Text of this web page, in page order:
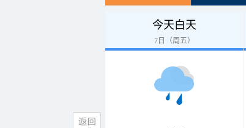
今天白天
7日（周五）